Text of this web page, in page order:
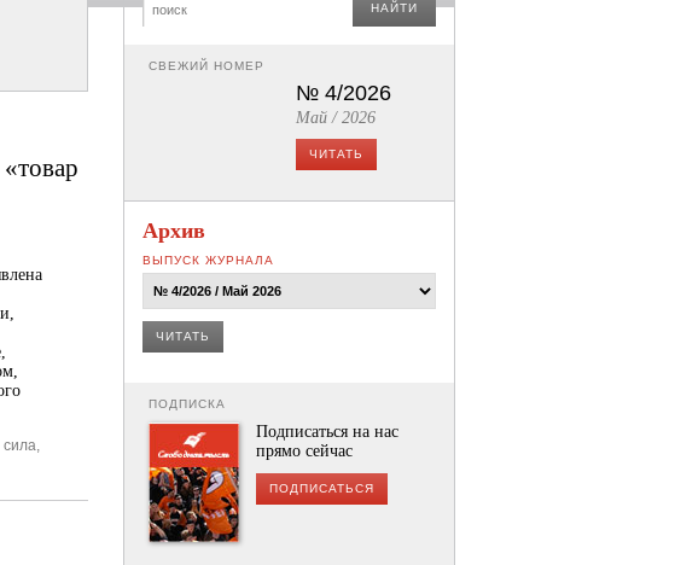
сила,
НАЙТИ
СВЕЖИЙ НОМЕР
№ 4/2026
Май / 2026
ЧИТАТЬ
Архив
ВЫПУСК ЖУРНАЛА
ЧИТАТЬ
ПОДПИСКА
Подписаться на нас
прямо сейчас
ПОДПИСАТЬСЯ